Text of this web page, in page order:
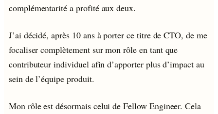
complémentarité a profité aux deux.
J’ai décidé, après 10 ans à porter ce titre de CTO, de me
focaliser complètement sur mon rôle en tant que
contributeur individuel afin d’apporter plus d’impact au
sein de l’équipe produit.
Mon rôle est désormais celui de Fellow Engineer. Cela